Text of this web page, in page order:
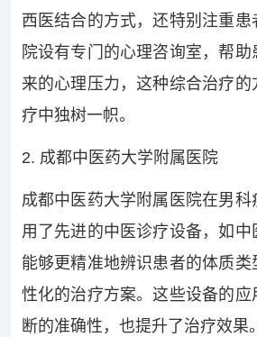
西医结合的方式，还特别注重
院设有专门的心理咨询室，帮
来的心理压力，这种综合治疗的
疗中独树一帜。
2. 成都中医药大学附属医院
成都中医药大学附属医院在男科
用了先进的中医诊疗设备，如中
能够更精准地辨识患者的体质类
性化的治疗方案。这些设备的
断的准确性，也提升了治疗效果。